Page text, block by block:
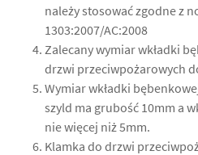
należy stosować zgodne z
1303:2007/AC:2008
Zalecany wymiar wkładki
drzwi przeciwpożarowych
Wymiar wkładki
szyld ma grubość 10mm a
nie więcej niż 5mm.
Klamka do drzwi